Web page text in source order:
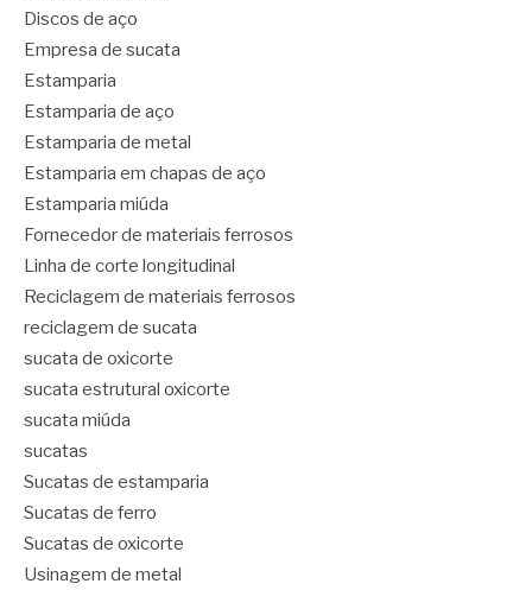
Discos de aço
Empresa de sucata
Estamparia
Estamparia de aço
Estamparia de metal
Estamparia em chapas de aço
Estamparia miúda
Fornecedor de materiais ferrosos
Linha de corte longitudinal
Reciclagem de materiais ferrosos
reciclagem de sucata
sucata de oxicorte
sucata estrutural oxicorte
sucata miúda
sucatas
Sucatas de estamparia
Sucatas de ferro
Sucatas de oxicorte
Usinagem de metal